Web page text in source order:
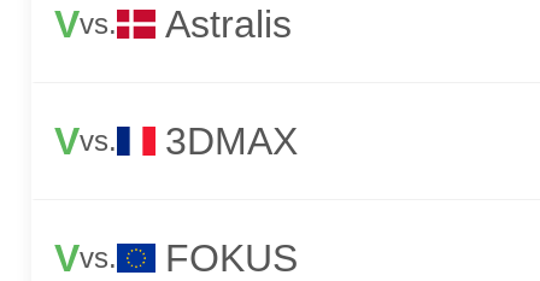
Vvs. Astralis
Vvs. 3DMAX
Vvs. FOKUS